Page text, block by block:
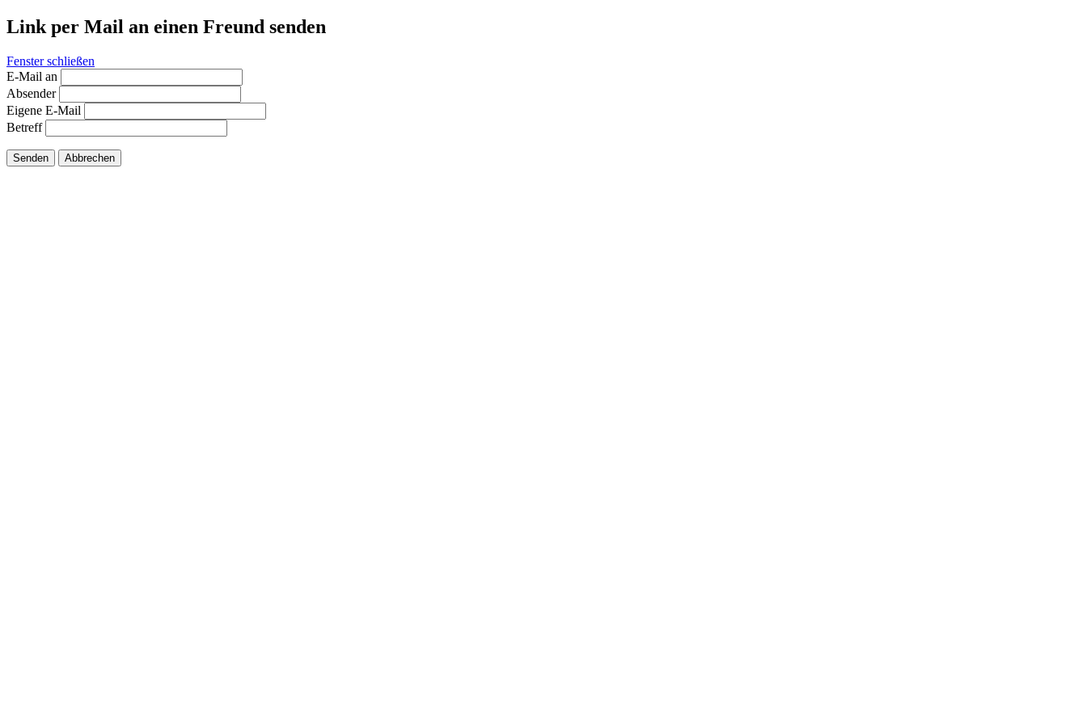
Link per Mail an einen Freund senden
Fenster schließen
E-Mail an
Absender
Eigene E-Mail
Betreff
Senden Abbrechen